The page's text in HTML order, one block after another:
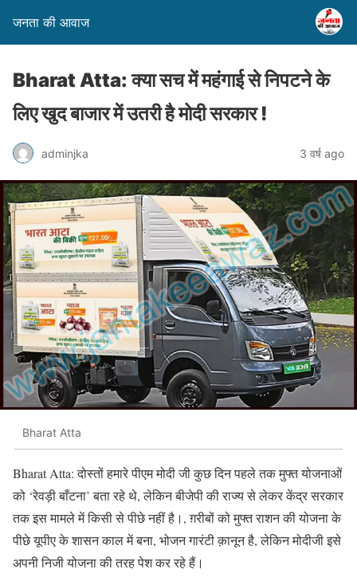
जनता की आवाज
Bharat Atta: क्या सच में महंगाई से निपटने के
लिए खुद बाजार में उतरी है मोदी सरकार !
adminjka 3 वर्ष ago
Bharat Atta
Bharat Atta: दोस्तों हमारे पीएम मोदी जी कुछ दिन पहले तक मुफ्त योजनाओं
को ‘रेवड़ी बाँटना’ बता रहे थे, लेकिन बीजेपी की राज्य से लेकर केंद्र सरकार
तक इस मामले में किसी से पीछे नहीं है।, ग़रीबों को मुफ्त राशन की योजना के
पीछे यूपीए के शासन काल में बना, भोजन गारंटी क़ानून है, लेकिन मोदीजी इसे
अपनी निजी योजना की तरह पेश कर रहे हैं।